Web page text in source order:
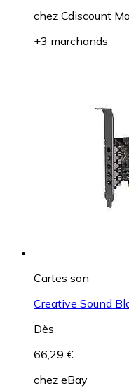
chez Cdiscount
+3 marchands
Cartes son
Creative Sound
Dès
66,29 €
chez eBay